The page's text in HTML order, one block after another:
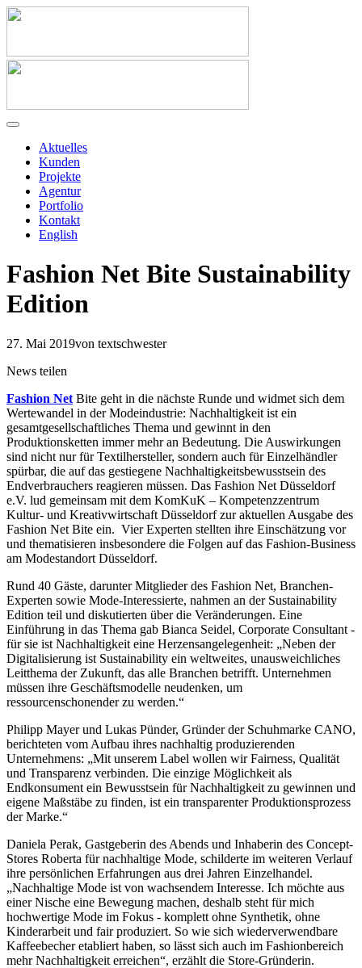
Aktuelles
Kunden
Projekte
Agentur
Portfolio
Kontakt
English
Fashion Net Bite Sustainability
Edition
27. Mai 2019von textschwester
News teilen
Fashion Net Bite geht in die nächste Runde und widmet sich dem
Wertewandel in der Modeindustrie: Nachhaltigkeit ist ein
gesamtgesellschaftliches Thema und gewinnt in den
Produktionsketten immer mehr an Bedeutung. Die Auswirkungen
sind nicht nur für Textilhersteller, sondern auch für Einzelhändler
spürbar, die auf das gestiegene Nachhaltigkeitsbewusstsein des
Endverbrauchers reagieren müssen. Das Fashion Net Düsseldorf
e.V. lud gemeinsam mit dem KomKuK – Kompetenzzentrum
Kultur- und Kreativwirtschaft Düsseldorf zur aktuellen Ausgabe des
Fashion Net Bite ein. Vier Experten stellten ihre Einschätzung vor
und thematisieren insbesondere die Folgen auf das Fashion-Business
am Modestandort Düsseldorf.
Rund 40 Gäste, darunter Mitglieder des Fashion Net, Branchen-
Experten sowie Mode-Interessierte, nahmen an der Sustainability
Edition teil und diskutierten über die Veränderungen. Eine
Einführung in das Thema gab Bianca Seidel, Corporate Consultant -
für sie ist Nachhaltigkeit eine Herzensangelegenheit: „Neben der
Digitalisierung ist Sustainability ein weltweites, unausweichliches
Leitthema der Zukunft, das alle Branchen betrifft. Unternehmen
müssen ihre Geschäftsmodelle neudenken, um
ressourcenschonender zu werden.“
Philipp Mayer und Lukas Pünder, Gründer der Schuhmarke CANO,
berichteten vom Aufbau ihres nachhaltig produzierenden
Unternehmens: „Mit unserem Label wollen wir Fairness, Qualität
und Transparenz verbinden. Die einzige Möglichkeit als
Endkonsument ein Bewusstsein für Nachhaltigkeit zu gewinnen und
eigene Maßstäbe zu finden, ist ein transparenter Produktionsprozess
der Marke.“
Daniela Perak, Gastgeberin des Abends und Inhaberin des Concept-
Stores Roberta für nachhaltige Mode, schilderte im weiteren Verlauf
ihre persönlichen Erfahrungen aus drei Jahren Einzelhandel.
„Nachhaltige Mode ist von wachsendem Interesse. Ich möchte aus
einer Nische eine Bewegung machen, deshalb steht für mich
hochwertige Mode im Fokus - komplett ohne Synthetik, ohne
Kinderarbeit und fair produziert. So wie sich wiederverwendbare
Kaffeebecher etabliert haben, so lässt sich auch im Fashionbereich
mehr Nachhaltigkeit erreichen“, erzählt die Store-Gründerin.